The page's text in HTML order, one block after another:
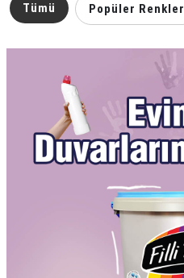
Tümü Popüler Renkler